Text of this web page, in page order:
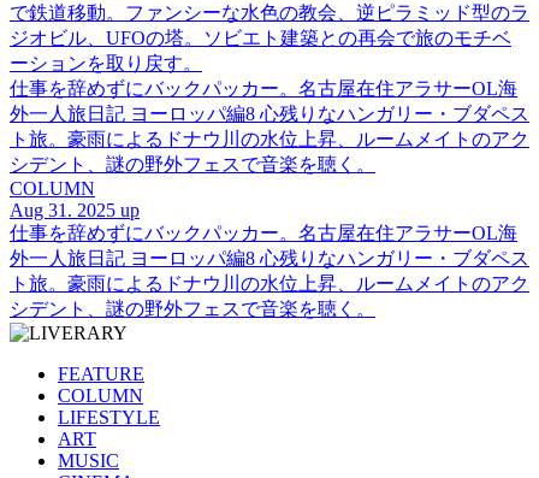
で鉄道移動。ファンシーな水色の教会、逆ピラミッド型のラ
ジオビル、UFOの塔。ソビエト建築との再会で旅のモチベ
ーションを取り戻す。
仕事を辞めずにバックパッカー。名古屋在住アラサーOL海
外一人旅日記 ヨーロッパ編8 心残りなハンガリー・ブダペス
ト旅。豪雨によるドナウ川の水位上昇、ルームメイトのアク
シデント、謎の野外フェスで音楽を聴く。
COLUMN
Aug 31. 2025 up
仕事を辞めずにバックパッカー。名古屋在住アラサーOL海
外一人旅日記 ヨーロッパ編8 心残りなハンガリー・ブダペス
ト旅。豪雨によるドナウ川の水位上昇、ルームメイトのアク
シデント、謎の野外フェスで音楽を聴く。
FEATURE
COLUMN
LIFESTYLE
ART
MUSIC